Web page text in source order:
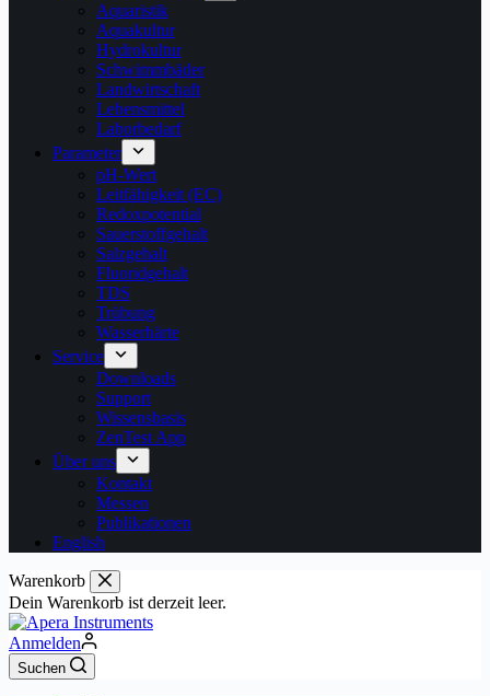
Aquaristik
Aquakultur
Hydrokultur
Schwimmbäder
Landwirtschaft
Lebensmittel
Laborbedarf
Parameter
pH-Wert
Leitfähigkeit (EC)
Redoxpotential
Sauerstoffgehalt
Salzgehalt
Fluoridgehalt
TDS
Trübung
Wasserhärte
Service
Downloads
Support
Wissensbasis
ZenTest App
Über uns
Kontakt
Messen
Publikationen
English
Warenkorb
Dein Warenkorb ist derzeit leer.
Anmelden
Suchen